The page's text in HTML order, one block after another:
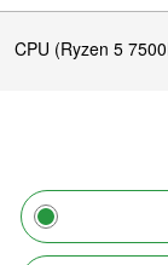
CPU (Ryzen 5